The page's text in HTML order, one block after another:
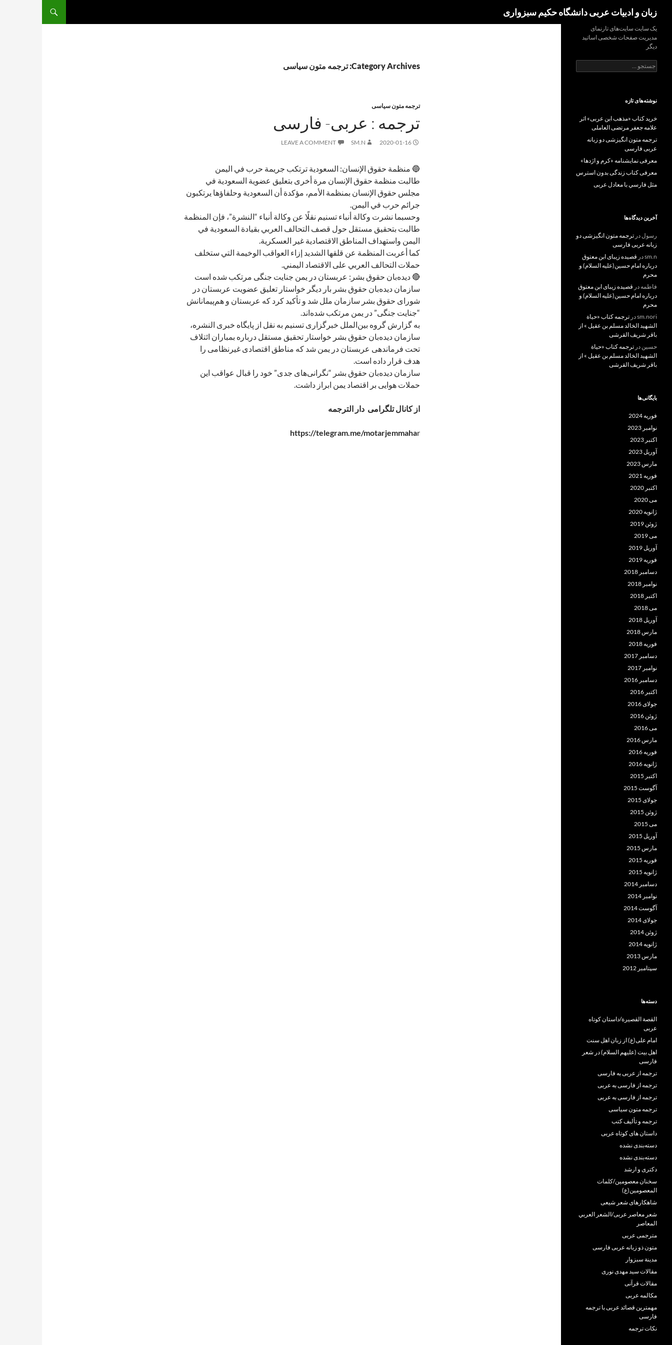
content
زبان و ادبیات عربی دانشگاه حکیم سبزواری
Category Archives: ترجمه متون سیاسی
ترجمه متون سیاسی
ترجمه : عربی- فارسی
2020-01-16
SM.N
LEAVE A COMMENT
🔵 منظمة حقوق الإنسان: السعودية ترتكب جريمة حرب في اليمن
طالبت منظمة حقوق الإنسان مرة أخرى بتعليق عضوية السعودية في
مجلس حقوق الإنسان بمنظمة الأمم، مؤكدة أن السعودية وحلفاؤها يرتكبون
جرائم حرب في اليمن.
وحسبما نشرت وكالة أنباء تسنيم نقلًا عن وكالة أنباء “النشرة”، فإن المنظمة
طالبت بتحقيق مستقل حول قصف التحالف العربي بقيادة السعودية في
اليمن واستهداف المناطق الاقتصادية غير العسكرية.
كما أعربت المنظمة عن قلقها الشديد إزاء العواقب الوخيمة التي ستخلف
حملات التحالف العربي على الاقتصاد اليمني.
🔴 دیده‌بان حقوق بشر: عربستان در یمن جنایت جنگی مرتکب شده است
سازمان دیده‌بان حقوق بشر بار دیگر خواستار تعلیق عضویت عربستان در
شورای حقوق بشر سازمان ملل شد و تأکید کرد که عربستان و هم‌پیمانانش
“جنایت جنگی” در یمن مرتکب شده‌اند.
به گزارش گروه بین‌الملل خبرگزاری تسنیم به نقل از پایگاه خبری النشره،
سازمان دیده‌بان حقوق بشر خواستار تحقیق مستقل درباره بمباران ائتلاف
تحت فرماندهی عربستان در یمن شد که مناطق اقتصادی غیرنظامی را
هدف قرار داده است.
سازمان دیده‌بان حقوق بشر “نگرانی‌های جدی” خود را قبال عواقب این
حملات هوایی بر اقتصاد یمن ابراز داشت.
از کانال تلگرامی دار الترجمه
https://telegram.me/motarjemmahar
یک سایت سایت‌های تارنمای
مدیریت صفحات شخصی اساتید
دیگر
جستجو
برای:
نوشته‌های تازه
خرید کتاب «مذهب ابن عربی» اثر
علامه جعفر مرتضی العاملی
ترجمه متون انگیزشی دو زبانه
عربی فارسی
معرفی نمایشنامه «کرم و اژدها»
معرفی کتاب زندگی بدون استرس
مثل فارسي با معادل عربی
آخرین دیدگاه‌ها
رسول در ترجمه متون انگیزشی دو
زبانه عربی فارسی
sm.nدر قصیده زیبای ابن معتوق
درباره امام حسین(علیه السلام) و
محرم
فاطمه در قصیده زیبای ابن معتوق
درباره امام حسین(علیه السلام) و
محرم
sm.noriدر ترجمه کتاب «حیاة
الشهید الخالد مسلم بن عقیل » از
باقر شریف القرشی
حسین در ترجمه کتاب «حیاة
الشهید الخالد مسلم بن عقیل » از
باقر شریف القرشی
بایگانی‌ها
فوریه 2024
نوامبر 2023
اکتبر 2023
آوریل 2023
مارس 2023
فوریه 2021
اکتبر 2020
می 2020
ژانویه 2020
ژوئن 2019
می 2019
آوریل 2019
فوریه 2019
دسامبر 2018
نوامبر 2018
اکتبر 2018
می 2018
آوریل 2018
مارس 2018
فوریه 2018
دسامبر 2017
نوامبر 2017
دسامبر 2016
اکتبر 2016
جولای 2016
ژوئن 2016
می 2016
مارس 2016
فوریه 2016
ژانویه 2016
اکتبر 2015
آگوست 2015
جولای 2015
ژوئن 2015
می 2015
آوریل 2015
مارس 2015
فوریه 2015
ژانویه 2015
دسامبر 2014
نوامبر 2014
آگوست 2014
جولای 2014
ژوئن 2014
ژانویه 2014
مارس 2013
سپتامبر 2012
دسته‌ها
القصة القصيرة/داستان کوتاه
عربی
امام علی(ع) از زبان اهل سنت
اهل بیت (علیهم السلام) در شعر
فارسی
ترجمه از عربی به فارسی
ترجمه از فارسی به عربی
ترجمه از فارسی به عربی
ترجمه متون سیاسی
ترجمه و تألیف کتب
داستان های کوتاه عربی
دسته‌بندی نشده
دسته‌بندی نشده
دکتری و ارشد
سخنان معصومین/کلمات
المعصومین(ع)
شاهکارهای شعر شیعی
شعر معاصر عربی/الشعر العربي
المعاصر
مترجمی عربی
متون ذو زبانه عربی فارسی
مدينة سبزوار
مقالات سید مهدی نوری
مقالات قرآنی
مکالمه عربی
مهمترین قصائد عربی با ترجمه
فارسی
نکات ترجمه